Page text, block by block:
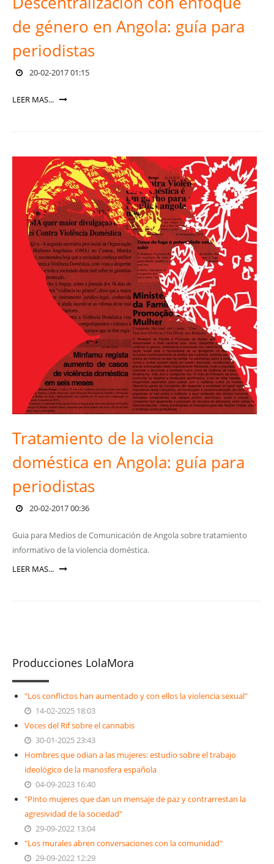
de género en Angola: guía para
periodistas
20-02-2017 01:15
LEER MAS...
Tratamiento de la violencia
doméstica en Angola: guía para
periodistas
20-02-2017 00:36
Guia para Medios de Comunicación de Angola sobre tratamiento
informativo de la violencia doméstica.
LEER MAS...
Producciones LolaMora
"Los conflictos han aumentado y con ellos la violencia sexual"
14-02-2025 18:03
Voces del Rif sobre el cannabis
30-01-2025 23:43
Hombres que odian a las mujeres: estudio sobre el trabajo
ideológico de la manosfera española
04-09-2023 16:40
"Pinto mujeres que dan un mensaje de paz y contrarrestan la
agresividad de la sociedad"
29-09-2022 13:04
"Los murales abren conversaciones con la comunidad"
29-09-2022 12:29